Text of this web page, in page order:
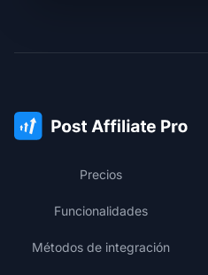
Precios
Funcionalidades
Métodos de integración